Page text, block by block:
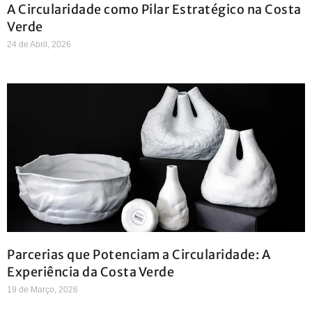
A Circularidade como Pilar Estratégico na Costa
Verde
24 de Abril, 2026
Parcerias que Potenciam a Circularidade: A
Experiência da Costa Verde
19 de Março, 2026